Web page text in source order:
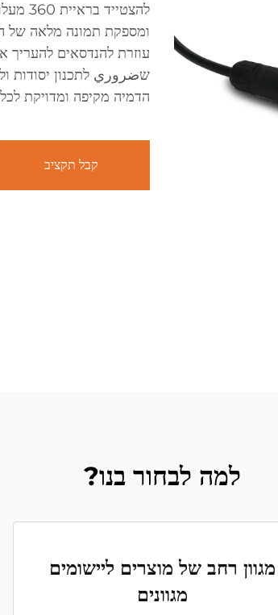
עוזרת להנדסאים להעריך
הדמיה מקיפה ומדויקת
קבל תקציב
למה לבחור בנו?
מגוון רחב של מוצרים ליישומים
מגוונים